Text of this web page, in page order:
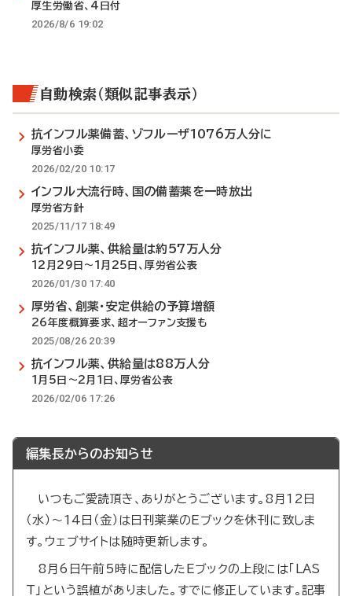
厚生労働省、4日付
2026/8/6 19:02
自動検索（類似記事表示）
抗インフル薬備蓄、ゾフルーザ1076万人分に
厚労省小委
2026/02/20 10:17
インフル大流行時、国の備蓄薬を一時放出
厚労省方針
2025/11/17 18:49
抗インフル薬、供給量は約57万人分
12月29日～1月25日、厚労省公表
2026/01/30 17:40
厚労省、創薬・安定供給の予算増額
26年度概算要求、超オーファン支援も
2025/08/26 20:39
抗インフル薬、供給量は88万人分
1月5日～2月1日、厚労省公表
2026/02/06 17:26
編集長からのお知らせ
いつもご愛読頂き、ありがとうございます。8月12日
（水）～14日（金）は日刊薬業のEブックを休刊に致しま
す。ウェブサイトは随時更新します。
8月6日午前5時に配信したEブックの上段には「LAS
T」という誤植がありました。すでに修正しています。記事